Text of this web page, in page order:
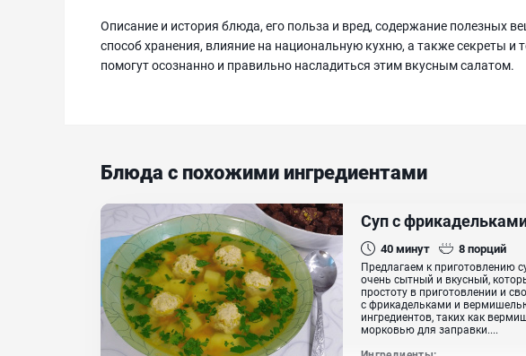
Описание и история блюда, его польза и вред, содержание полезных
способ хранения, влияние на национальную кухню, а также секреты и
помогут осознанно и правильно насладиться этим вкусным салатом.
Блюда с похожими ингредиентами
Суп с
40минут 8порций
Предлагаем к приготовлению
очень сытный и вкусный,
простоту в приготовлении и
с фрикадельками и
ингредиентов, таких как
морковью для заправки....